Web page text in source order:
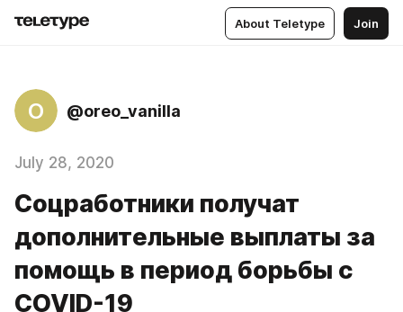
About Teletype Join
O @oreo_vanilla
July 28, 2020
Соцработники получат
дополнительные выплаты за
помощь в период борьбы с
COVID-19